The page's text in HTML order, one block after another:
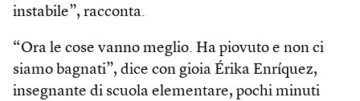
instabile”, racconta.
“Ora le cose vanno meglio. Ha piovuto e non ci
siamo bagnati”, dice con gioia Érika Enríquez,
insegnante di scuola elementare, pochi minuti